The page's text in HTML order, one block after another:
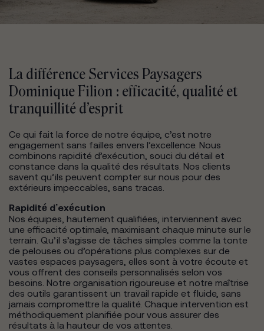
La différence Services Paysagers
Dominique Filion : efficacité, qualité et
tranquillité d’esprit
Ce qui fait la force de notre équipe, c’est notre
engagement sans failles envers l’excellence. Nous
combinons rapidité d’exécution, souci du détail et
constance dans la qualité des résultats. Nos clients
savent qu’ils peuvent compter sur nous pour des
extérieurs impeccables, sans tracas.
Rapidité d’exécution
Nos équipes, hautement qualifiées, interviennent avec
une efficacité optimale, maximisant chaque minute sur le
terrain. Qu’il s’agisse de tâches simples comme la tonte
de pelouses ou d’opérations plus complexes sur de
vastes espaces paysagers, elles sont à votre écoute et
vous offrent des conseils personnalisés selon vos
besoins. Notre organisation rigoureuse et notre maîtrise
des outils garantissent un travail rapide et fluide, sans
jamais compromettre la qualité. Chaque intervention est
méthodiquement planifiée pour vous assurer des
résultats à la hauteur de vos attentes.